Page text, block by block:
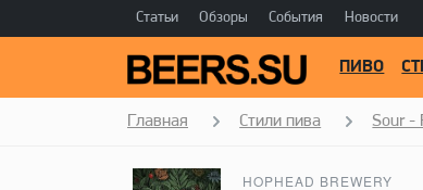
Статьи Обзоры События Новости
ПИВО
Главная Стили пива Sour -
HOPHEAD BREWERY